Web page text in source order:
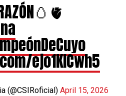
ejo1KICwh5
(@CSIRoficial) April 15, 2026